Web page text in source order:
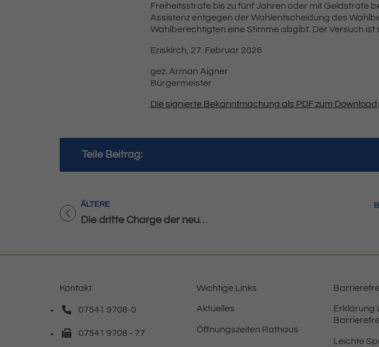
Freiheitsstrafe bis zu fünf Jahren oder mit Geldstrafe
Assistenz entgegen der Wahlentscheidung des
Wahlberechtigten eine Stimme abgibt. Der Versuch
Eriskirch, 27. Februar 2026
gez. Arman Aigner
Bürgermeister
Die signierte Bekanntmachung als PDF zum Download
Teile Beitrag:
ÄLTERE
Titel für Beitrag
Die dritte Charge der neuen digitalen Wasserzähler wird demnächst eingebaut
Kontakt
07541 9708-0
Telefonnummer: 0 7 5 4 1 9 7 0 8 0
07541 9708 - 77
Faxnummer: 0 7 5 4 1 9 7 0 8 7 7
Wichtige Links
Aktuelles
Öffnungszeiten Rathaus
Erklärung
Leichte